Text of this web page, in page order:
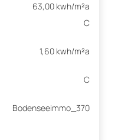
63,00 kwh/m²a
C
1,60 kwh/m²a
C
Bodenseeimmo_370